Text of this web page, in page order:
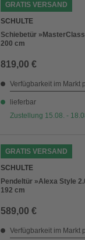
GRATIS VERSAND
SCHULTE
Schiebetür
200 cm
819,00 €
Verfügbarkeit im Markt
lieferbar
Zustellung 15.08. -
GRATIS VERSAND
SCHULTE
Pendeltür »Alexa Style
192 cm
589,00 €
Verfügbarkeit im Markt